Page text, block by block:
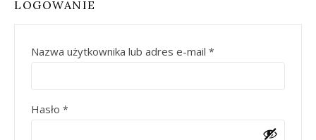
LOGOWANIE
Nazwa użytkownika lub adres e-mail *
Hasło *